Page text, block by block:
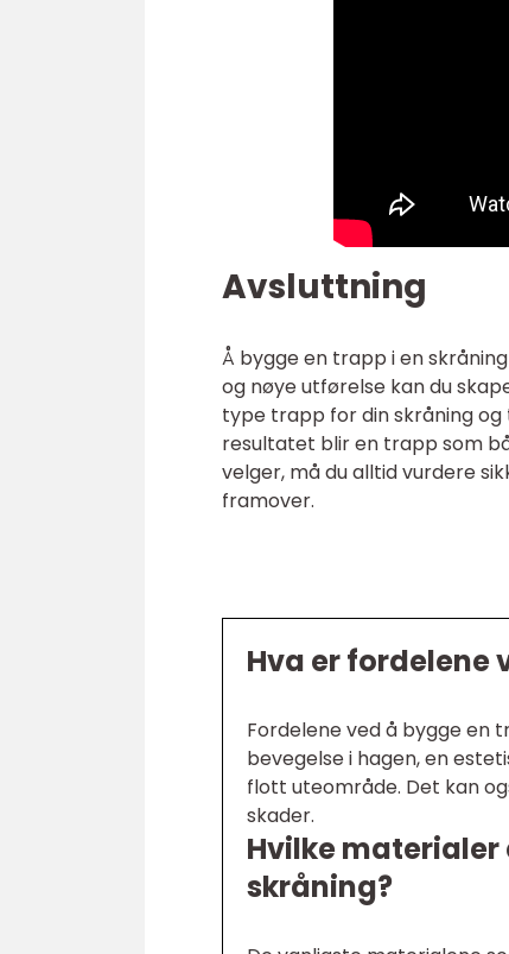
Avsluttning
Å bygge en trapp i en
og nøye utførelse kan du
type trapp for din skråning
resultatet blir en trapp som
velger, må du alltid vurdere
framover.
Hva er fordelene
Fordelene ved å bygge en
bevegelse i hagen, en
flott uteområde. Det kan
skader.
Hvilke
skråning?